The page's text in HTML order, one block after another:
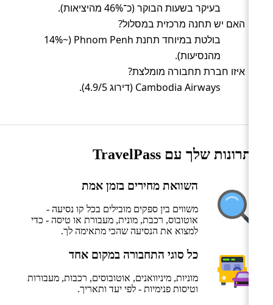
בעיקר בשעות הבוקר (כ־46% מהיציאות).
האם יש תחנה מרכזית במסלול?
בולטת במיוחד תחנת Phnom Penh (~14%
מהנסיעות).
איזו חברת תחבורה מומלצת?
Cambodia Airways (דירוג 4.9/5).
היתרונות שלך עם TravelPass
השוואת מחירים בזמן אמת
משווים בין ספקים מובילים בכל קו נסיעה -
אוטובוס, רכבת, מונית, מעבורת או טיסה - כדי
למצוא את הנסיעה שהכי מתאימה לך.
כל סוגי התחבורה במקום אחד
מוניות, מיניוואנים, אוטובוסים, רכבות, מעבורות
וטיסות פנימיות - לפי יעד ותאריך.